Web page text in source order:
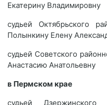
Екатерину Владимировну
судьей Октябрьского
Полынкину Елену
судьей Советского
Анастасию Анатольевну
в Пермском крае
судьей